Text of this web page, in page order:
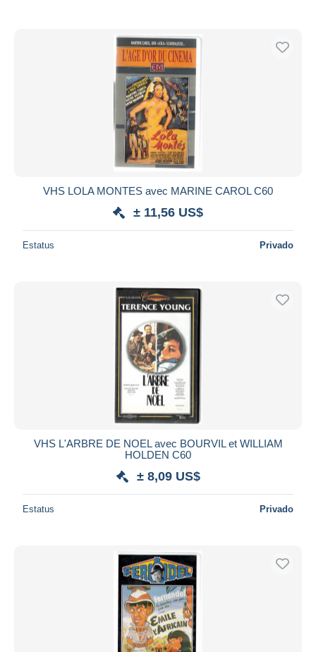
VHS LOLA MONTES avec MARINE CAROL C60
± 11,56 US$
Estatus Privado
VHS L'ARBRE DE NOEL avec BOURVIL et WILLIAM
HOLDEN C60
± 8,09 US$
Estatus Privado